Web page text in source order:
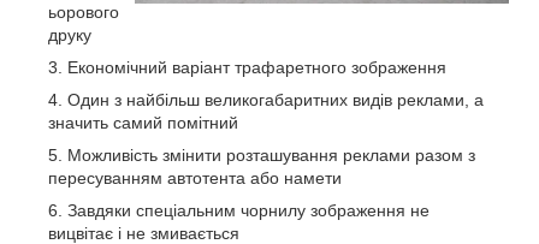
ьорового
друку
Економічний варіант трафаретного зображення
Один з найбільш великогабаритних видів реклами, а
значить самий помітний
Можливість змінити розташування реклами разом з
пересуванням автотента або намети
Завдяки спеціальним чорнилу зображення не
вицвітає і не змивається